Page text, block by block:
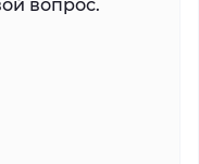
вопрос.